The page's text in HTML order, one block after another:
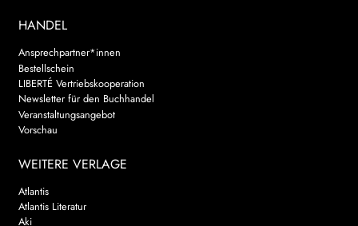
HANDEL
Ansprechpartner*innen
Bestellschein
LIBERTÉ Vertriebskooperation
Newsletter für den Buchhandel
Veranstaltungsangebot
Vorschau
WEITERE VERLAGE
Atlantis
Atlantis Literatur
Aki